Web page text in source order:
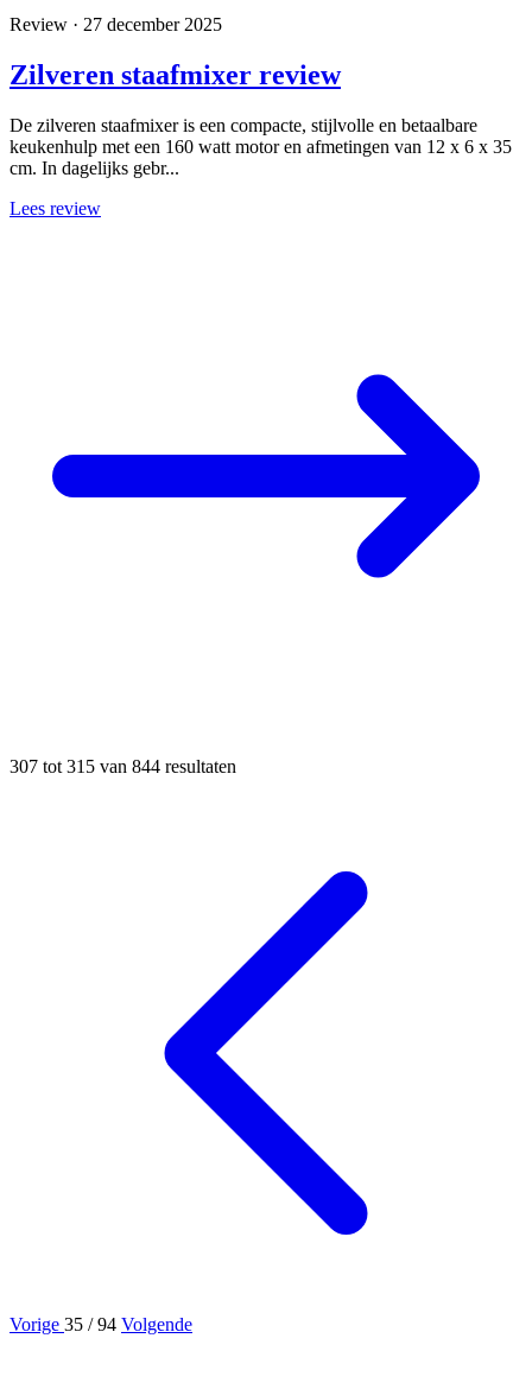
Review · 27 december 2025
Zilveren staafmixer review
De zilveren staafmixer is een compacte, stijlvolle en betaalbare
keukenhulp met een 160 watt motor en afmetingen van 12 x 6 x 35
cm. In dagelijks gebr...
Lees review
307 tot 315 van 844 resultaten
Vorige 35 / 94 Volgende